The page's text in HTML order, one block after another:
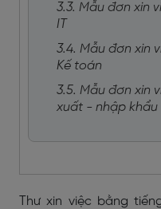
3.3. Mẫu đơn xin
IT
3.4. Mẫu đơn xin
Kế toán
3.5. Mẫu đơn xin
xuất - nhập khẩu
Thư xin việc bằng